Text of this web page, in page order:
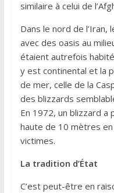
similaire à celui de
Dans le nord de
avec des oasis au
étaient autrefois
y est continental et la
de mer, celle de la
des blizzards
En 1972, un blizzard a
haute de 10 mètres
victimes.
La tradition d’État
C’est peut-être en